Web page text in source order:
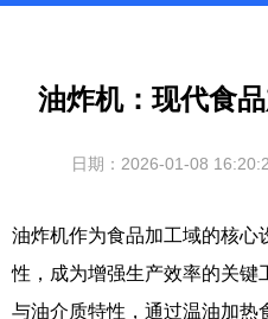
油炸机：现代食
日期：2026-01-08
油炸机作为食品加工域的核心
性，成为增强生产效率的关键
与油介质特性，通过温油加热